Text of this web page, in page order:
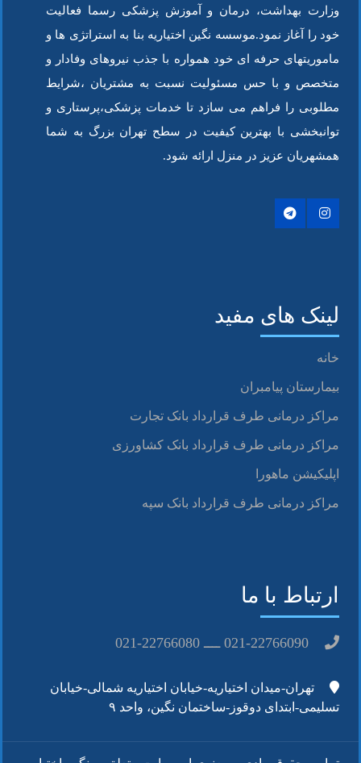
وزارت بهداشت، درمان و آموزش پزشکی رسما فعالیت
خود را آغاز نمود.موسسه نگین اختیاریه بنا به استراتژی ها و
ماموریتهای حرفه ای خود همواره با جذب نیروهای وفادار و
متخصص و با حس مسئولیت نسبت به مشتریان ،شرایط
مطلوبی را فراهم می سازد تا خدمات پزشکی،پرستاری و
توانبخشی با بهترین کیفیت در سطح تهران بزرگ به شما
همشهریان عزیز در منزل ارائه شود.
لینک های مفید
خانه
بیمارستان پیامبران
مراکز درمانی طرف قرارداد بانک تجارت
مراکز درمانی طرف قرارداد بانک کشاورزی
اپلیکیشن ماهورا
مراکز درمانی طرف قرارداد بانک سپه
ارتباط با ما
021-22766090 ــــ 22766080-021
تهران-میدان اختیاریه-خیابان اختیاریه شمالی-خیابان
تسلیمی-ابتدای دوقوز-ساختمان نگین، واحد ۹